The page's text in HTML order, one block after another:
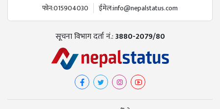
फोन:015904030 ईमेल:info@nepalstatus.com
सूचना विभाग दर्ता नं.:3880-2079/80